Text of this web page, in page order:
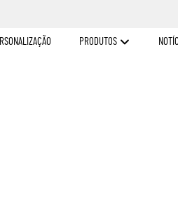
PRODUTOS